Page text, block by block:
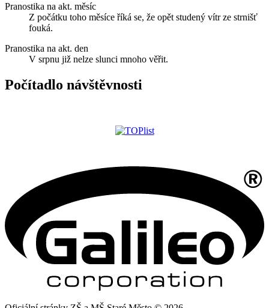
Pranostika na akt. měsíc
Z počátku toho měsíce říká se, že opět studený vítr ze strnišť
fouká.
Pranostika na akt. den
V srpnu již nelze slunci mnoho věřit.
Počítadlo návštěvnosti